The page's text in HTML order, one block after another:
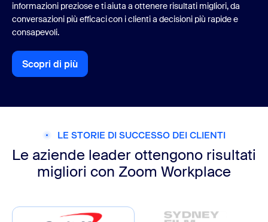
informazioni preziose e ti aiuta a ottenere risultati migliori, da
conversazioni più efficaci con i clienti a decisioni più rapide e
consapevoli.
Scopri di più
Scopri di più
LE STORIE DI SUCCESSO DEI CLIENTI
Le aziende leader ottengono risultati
migliori con Zoom Workplace